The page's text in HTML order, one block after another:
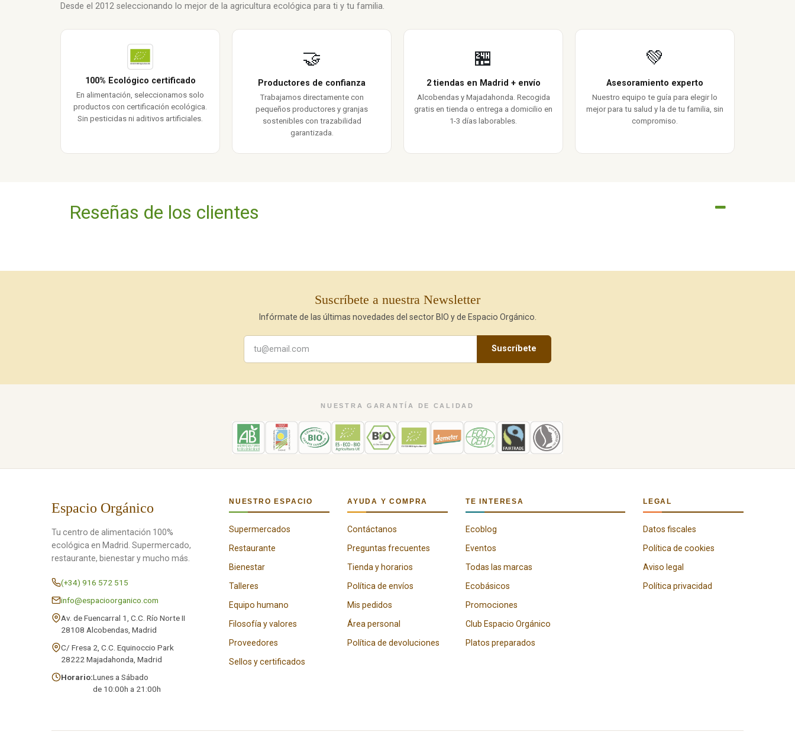
Desde el 2012 seleccionando lo mejor de la agricultura ecológica para ti y tu familia.
100% Ecológico certificado
En alimentación, seleccionamos solo
productos con certificación ecológica.
Sin pesticidas ni aditivos artificiales.
🤝
Productores de confianza
Trabajamos directamente con
pequeños productores y granjas
sostenibles con trazabilidad
garantizada.
🏪
2 tiendas en Madrid + envío
Alcobendas y Majadahonda. Recogida
gratis en tienda o entrega a domicilio en
1-3 días laborables.
💚
Asesoramiento experto
Nuestro equipo te guía para elegir lo
mejor para tu salud y la de tu familia, sin
compromiso.
Reseñas de los clientes
Suscríbete a nuestra Newsletter
Infórmate de las últimas novedades del sector BIO y de Espacio Orgánico.
Suscríbete
NUESTRA GARANTÍA DE CALIDAD
Espacio Orgánico
Tu centro de alimentación 100%
ecológica en Madrid. Supermercado,
restaurante, bienestar y mucho más.
(+34) 916 572 515
info@espacioorganico.com
Av. de Fuencarral 1, C.C. Río Norte II
28108 Alcobendas, Madrid
C/ Fresa 2, C.C. Equinoccio Park
28222 Majadahonda, Madrid
Horario:Lunes a Sábado
de 10:00h a 21:00h
NUESTRO ESPACIO
Supermercados
Restaurante
Bienestar
Talleres
Equipo humano
Filosofía y valores
Proveedores
Sellos y certificados
AYUDA Y COMPRA
Contáctanos
Preguntas frecuentes
Tienda y horarios
Política de envíos
Mis pedidos
Área personal
Política de devoluciones
TE INTERESA
Ecoblog
Eventos
Todas las marcas
Ecobásicos
Promociones
Club Espacio Orgánico
Platos preparados
LEGAL
Datos fiscales
Política de cookies
Aviso legal
Política privacidad